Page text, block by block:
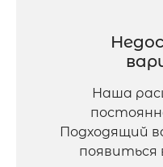
Наша
Подходящий